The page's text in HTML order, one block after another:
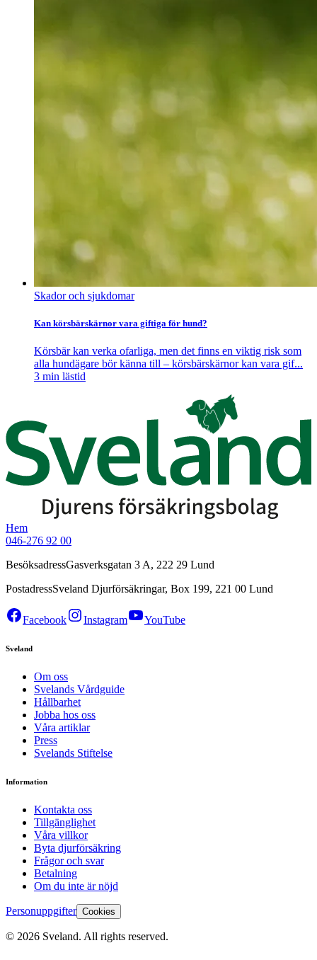
Skador och sjukdomar
Kan körsbärskärnor vara giftiga för hund?
Körsbär kan verka ofarliga, men det finns en viktig risk som
alla hundägare bör känna till – körsbärskärnor kan vara gif...
3 min lästid
Hem
046-276 92 00
BesöksadressGasverksgatan 3 A, 222 29 Lund
PostadressSveland Djurförsäkringar, Box 199, 221 00 Lund
Facebook Instagram YouTube
Sveland
Om oss
Svelands Vårdguide
Hållbarhet
Jobba hos oss
Våra artiklar
Press
Svelands Stiftelse
Information
Kontakta oss
Tillgänglighet
Våra villkor
Byta djurförsäkring
Frågor och svar
Betalning
Om du inte är nöjd
Personuppgifter Cookies
© 2026 Sveland. All rights reserved.